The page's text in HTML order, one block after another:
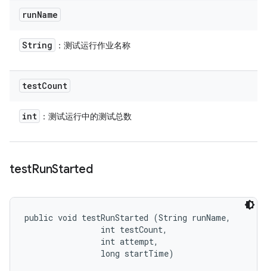
runName
String ：测试运行作业名称
testCount
int ：测试运行中的测试总数
testRunStarted
public void testRunStarted (String runName,
                int testCount,
                int attempt,
                long startTime)